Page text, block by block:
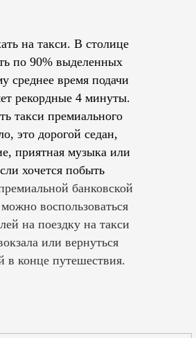
на такси. В столице
по 90% выделенных
среднее время подачи
рекордные 4 минуты.
такси премиального
это дорогой седан,
приятная музыка или
хочется побыть
банковской
можно воспользоваться
на поездку на такси
или вернуться
конце путешествия.